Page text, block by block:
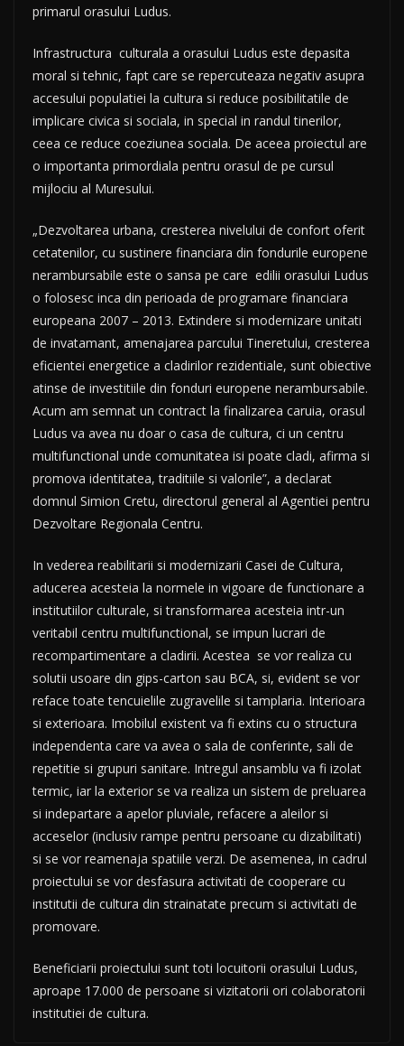
primarul orasului Ludus.
Infrastructura culturala a orasului Ludus este depasita
moral si tehnic, fapt care se repercuteaza negativ asupra
accesului populatiei la cultura si reduce posibilitatile de
implicare civica si sociala, in special in randul tinerilor,
ceea ce reduce coeziunea sociala. De aceea proiectul are
o importanta primordiala pentru orasul de pe cursul
mijlociu al Muresului.
„Dezvoltarea urbana, cresterea nivelului de confort oferit
cetatenilor, cu sustinere financiara din fondurile europene
nerambursabile este o sansa pe care edilii orasului Ludus
o folosesc inca din perioada de programare financiara
europeana 2007 – 2013. Extindere si modernizare unitati
de invatamant, amenajarea parcului Tineretului, cresterea
eficientei energetice a cladirilor rezidentiale, sunt obiective
atinse de investitiile din fonduri europene nerambursabile.
Acum am semnat un contract la finalizarea caruia, orasul
Ludus va avea nu doar o casa de cultura, ci un centru
multifunctional unde comunitatea isi poate cladi, afirma si
promova identitatea, traditiile si valorile”, a declarat
domnul Simion Cretu, directorul general al Agentiei pentru
Dezvoltare Regionala Centru.
In vederea reabilitarii si modernizarii Casei de Cultura,
aducerea acesteia la normele in vigoare de functionare a
institutiilor culturale, si transformarea acesteia intr-un
veritabil centru multifunctional, se impun lucrari de
recompartimentare a cladirii. Acestea se vor realiza cu
solutii usoare din gips-carton sau BCA, si, evident se vor
reface toate tencuielile zugravelile si tamplaria. Interioara
si exterioara. Imobilul existent va fi extins cu o structura
independenta care va avea o sala de conferinte, sali de
repetitie si grupuri sanitare. Intregul ansamblu va fi izolat
termic, iar la exterior se va realiza un sistem de preluarea
si indepartare a apelor pluviale, refacere a aleilor si
acceselor (inclusiv rampe pentru persoane cu dizabilitati)
si se vor reamenaja spatiile verzi. De asemenea, in cadrul
proiectului se vor desfasura activitati de cooperare cu
institutii de cultura din strainatate precum si activitati de
promovare.
Beneficiarii proiectului sunt toti locuitorii orasului Ludus,
aproape 17.000 de persoane si vizitatorii ori colaboratorii
institutiei de cultura.